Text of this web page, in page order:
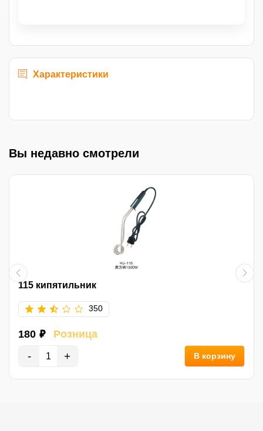
Характеристики
Вы недавно смотрели
115 кипятильник
350
180 ₽ Розница
- + В корзину